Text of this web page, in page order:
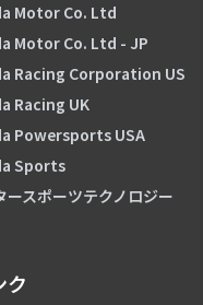
Motor Co. Ltd
Motor Co. Ltd - JP
Racing Corporation US
Racing UK
Powersports USA
Sports
ースポーツテクノロジー
ク